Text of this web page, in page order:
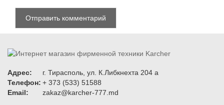
Адрес:
г. Тирасполь, ул. К.Либкнехта 204 а
Телефон: + 373 (533) 51588
Email:
zakaz@karcher-777.md